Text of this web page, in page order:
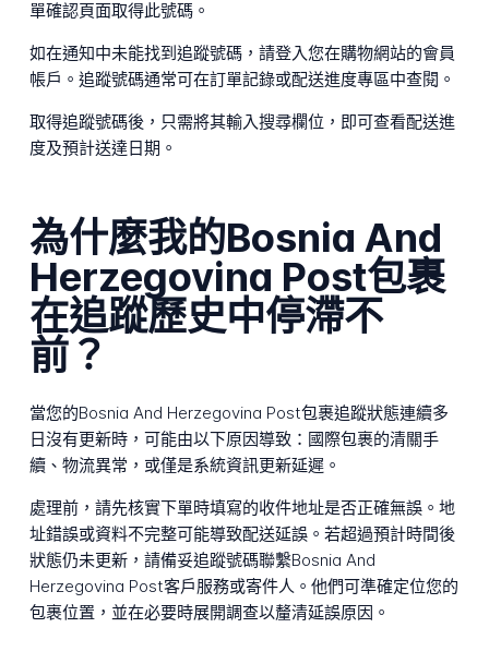
單確認頁面取得此號碼。
如在通知中未能找到追蹤號碼，請登入您在購物網站的會員
帳戶。追蹤號碼通常可在訂單記錄或配送進度專區中查閱。
取得追蹤號碼後，只需將其輸入搜尋欄位，即可查看配送進
度及預計送達日期。
為什麼我的Bosnia And
Herzegovina Post包裹
在追蹤歷史中停滯不
前？
當您的Bosnia And Herzegovina Post包裹追蹤狀態連續多
日沒有更新時，可能由以下原因導致：國際包裹的清關手
續、物流異常，或僅是系統資訊更新延遲。
處理前，請先核實下單時填寫的收件地址是否正確無誤。地
址錯誤或資料不完整可能導致配送延誤。若超過預計時間後
狀態仍未更新，請備妥追蹤號碼聯繫Bosnia And
Herzegovina Post客戶服務或寄件人。他們可準確定位您的
包裹位置，並在必要時展開調查以釐清延誤原因。